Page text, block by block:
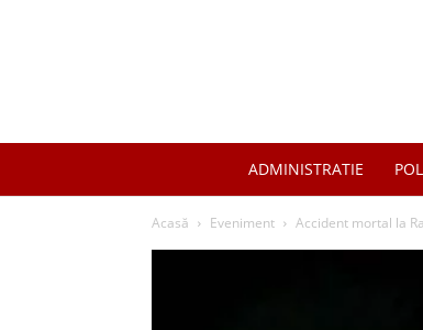
ADMINISTRATIE
Acasă Eveniment Accident mortal la